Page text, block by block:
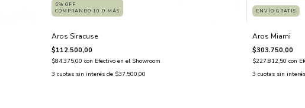
5% OFF
COMPRANDO 10 O MÁS
Aros Siracuse
$112.500,00
$84.375,00 con Efectivo en el Showroom
3 cuotas sin interés de $37.500,00
ENVÍO GRATIS
Aros Miami
$303.750,00
$227.812,50con
3 cuotas sin